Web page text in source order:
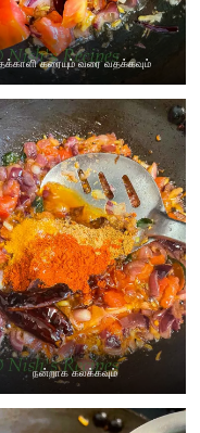
கரையும் வரை வதக்கவும்
நன்றாக கலக்கவும்